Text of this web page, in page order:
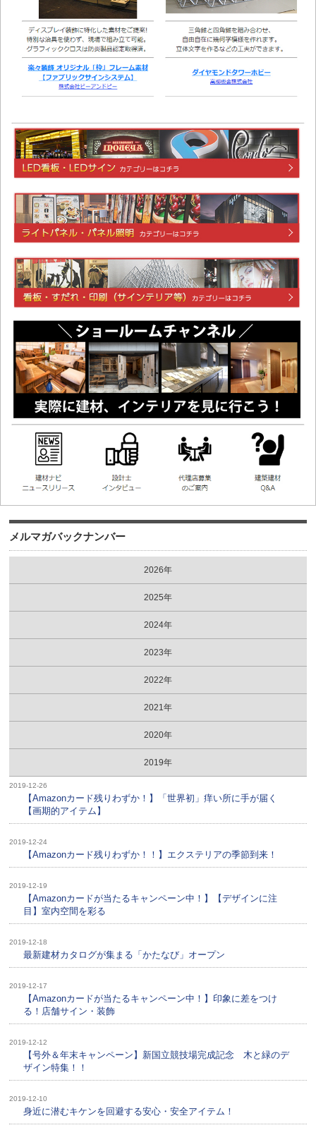
メルマガバックナンバー
2026年
2025年
2024年
2023年
2022年
2021年
2020年
2019年
2019-12-26
【Amazonカード残りわずか！】「世界初」痒い所に手が届く
【画期的アイテム】
2019-12-24
【Amazonカード残りわずか！！】エクステリアの季節到来！
2019-12-19
【Amazonカードが当たるキャンペーン中！】【デザインに注
目】室内空間を彩る
2019-12-18
最新建材カタログが集まる「かたなび」オープン
2019-12-17
【Amazonカードが当たるキャンペーン中！】印象に差をつけ
る！店舗サイン・装飾
2019-12-12
【号外＆年末キャンペーン】新国立競技場完成記念 木と緑のデ
ザイン特集！！
2019-12-10
身近に潜むキケンを回避する安心・安全アイテム！